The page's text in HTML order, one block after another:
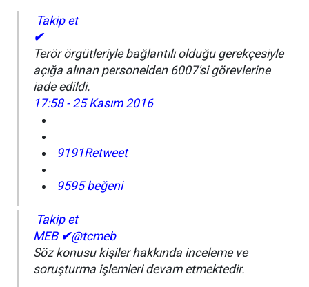
Takip et
✔
Terör örgütleriyle bağlantılı olduğu gerekçesiyle
açığa alınan personelden 6007'si görevlerine
iade edildi.
17:58 - 25 Kasım 2016
9191Retweet
9595 beğeni
Takip et
MEB ✔@tcmeb
Söz konusu kişiler hakkında inceleme ve
soruşturma işlemleri devam etmektedir.